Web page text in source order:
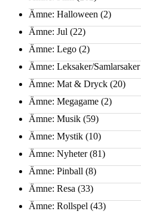
Ämne: Halloween (2)
Ämne: Jul (22)
Ämne: Lego (2)
Ämne: Leksaker/Samlarsaker
Ämne: Mat & Dryck (20)
Ämne: Megagame (2)
Ämne: Musik (59)
Ämne: Mystik (10)
Ämne: Nyheter(81)
Ämne: Pinball (8)
Ämne: Resa (33)
Ämne: Rollspel (43)